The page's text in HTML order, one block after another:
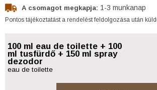
A csomagot megkapja: 1-3 munkanap
Pontos tájékoztatást a rendelést feldolgozása után
100 ml eau de toilette + 100
ml tusfürdő + 150 ml spray
dezodor
eau de toilette